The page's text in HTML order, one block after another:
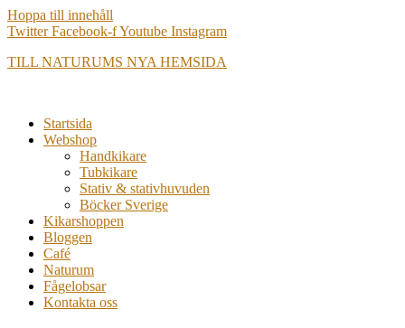
Hoppa till innehåll
Twitter Facebook-fYoutube Instagram
TILL NATURUMS NYA HEMSIDA
Startsida
Webshop
Handkikare
Tubkikare
Stativ & stativhuvuden
Böcker Sverige
Kikarshoppen
Bloggen
Café
Naturum
Fågelobsar
Kontakta oss